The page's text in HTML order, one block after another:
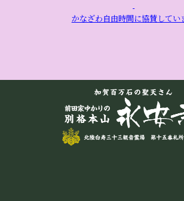
かなざわ自由時間に協賛してい